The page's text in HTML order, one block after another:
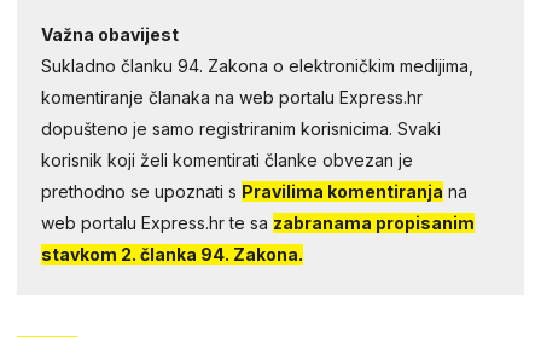
Važna obavijest
Sukladno članku 94. Zakona o elektroničkim medijima,
komentiranje članaka na web portalu Express.hr
dopušteno je samo registriranim korisnicima. Svaki
korisnik koji želi komentirati članke obvezan je
prethodno se upoznati s Pravilima komentiranja na
web portalu Express.hr te sa zabranama propisanim
stavkom 2. članka 94. Zakona.